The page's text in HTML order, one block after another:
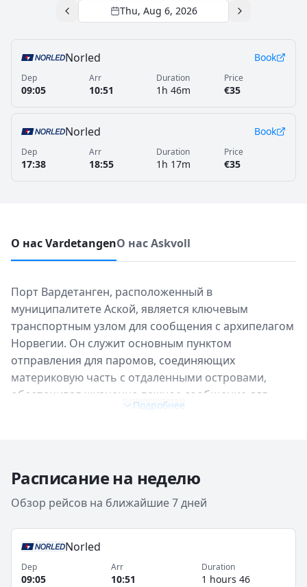
Thu, Aug 6, 2026
Norled Book
Dep
09:05
Arr
10:51
Duration
1h 46m
Price
€35
Norled Book
Dep
17:38
Arr
18:55
Duration
1h 17m
Price
€35
О нас VardetangenО нас Askvoll
Порт Вардетанген, расположенный в
муниципалитете Аской, является ключевым
транспортным узлом для сообщения с архипелагом
Норвегии. Он служит основным пунктом
отправления для паромов, соединяющих
материковую часть с отдаленными островами,
обеспечивая жизненно важное сообщение для
местных жителей и туристов. Основные маршруты
Скальвог (Skalvåg), расположенный на острове
Федье. Эти маршруты обслуживаются такими
операторами, как Fjord1, которые обеспечивают
надежное и регулярное расписание в течение всего
года. Точное расписание и сезонные изменения
следует уточнять заранее. Вардетанген, являясь
частью региона Вестланд, предлагает удобный
Подробнее
Расписание на неделю
Обзор рейсов на ближайшие 7 дней
Norled
Dep
09:05
Arr
10:51
Duration
1 hours 46